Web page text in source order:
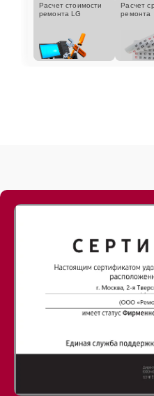
Расчет стоимости
ремонта LG
Расчет
ремонта